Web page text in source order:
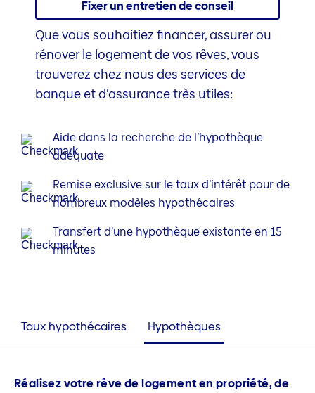
Fixer un entretien de conseil
Que vous souhaitiez financer, assurer ou
rénover le logement de vos rêves, vous
trouverez chez nous des services de
banque et d’assurance très utiles:
Aide dans la recherche de l’hypothèque
adéquate
Remise exclusive sur le taux d’intérêt pour de
nombreux modèles hypothécaires
Transfert d’une hypothèque existante en 15
minutes
Taux hypothécaires Hypothèques
Réalisez votre rêve de logement en propriété, de